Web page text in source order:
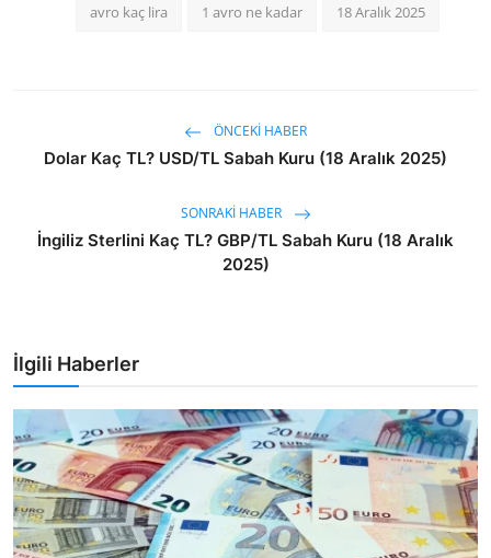
avro kaç lira 1 avro ne kadar 18 Aralık 2025
ÖNCEKI HABER
Dolar Kaç TL? USD/TL Sabah Kuru (18 Aralık 2025)
SONRAKI HABER
İngiliz Sterlini Kaç TL? GBP/TL Sabah Kuru (18 Aralık
2025)
İlgili Haberler